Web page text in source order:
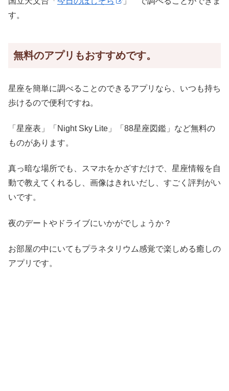
す。
無料のアプリもおすすめです。
星座を簡単に調べることのできるアプリなら、いつも持ち
歩けるので便利ですね。
「星座表」「Night Sky Lite」「88星座図鑑」など無料の
ものがあります。
真っ暗な場所でも、スマホをかざすだけで、星座情報を自
動で教えてくれるし、画像はきれいだし、すごく評判がい
いです。
夜のデートやドライブにいかがでしょうか？
お部屋の中にいてもプラネタリウム感覚で楽しめる癒しの
アプリです。